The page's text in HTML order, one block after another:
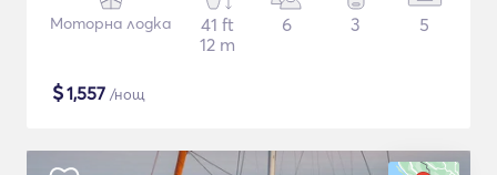
Моторна лодка
41 ft
12 m
6 3 5
$1,557 /нощ